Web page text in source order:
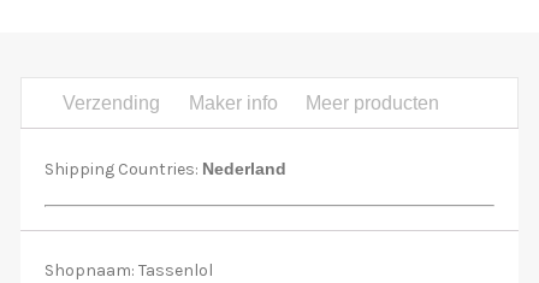
Verzending Maker info Meer producten
Shipping Countries: Nederland
Shopnaam: Tassenlol